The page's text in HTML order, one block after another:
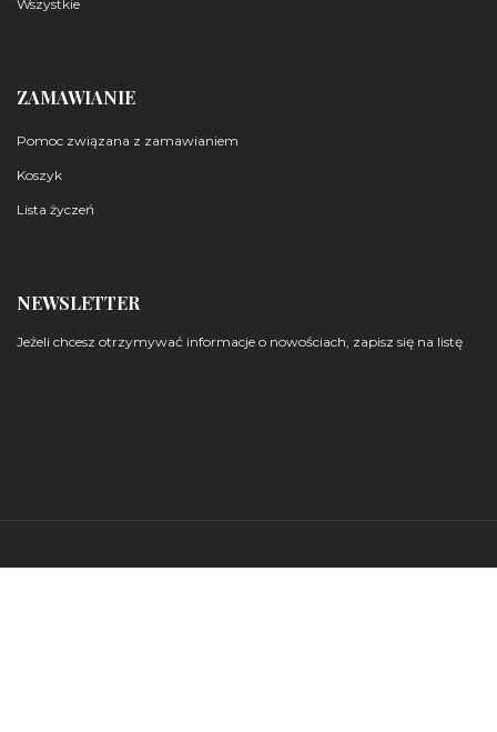
Wszystkie
ZAMAWIANIE
Pomoc związana z zamawianiem
Koszyk
Lista życzeń
NEWSLETTER
Jeżeli chcesz otrzymywać informacje o nowościach, zapisz się na listę